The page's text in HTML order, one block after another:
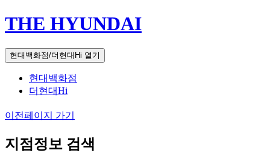
THE HYUNDAI
현대백화점/더현대Hi 열기
현대백화점
더현대Hi
이전페이지 가기
지점정보 검색